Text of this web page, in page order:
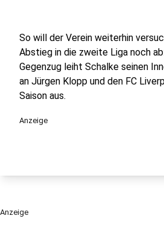
So will der Verein weiterhin
Abstieg in die zweite Liga noch
Gegenzug leiht Schalke seinen
an Jürgen Klopp und den FC
Saison aus.
Anzeige
Anzeige